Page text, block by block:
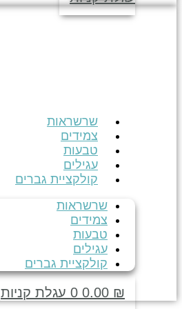
שרשראות
צמידים
טבעות
עגילים
קולקציית גברים
שרשראות
צמידים
טבעות
עגילים
קולקציית גברים
0.00 ₪
0 עגלת קניות